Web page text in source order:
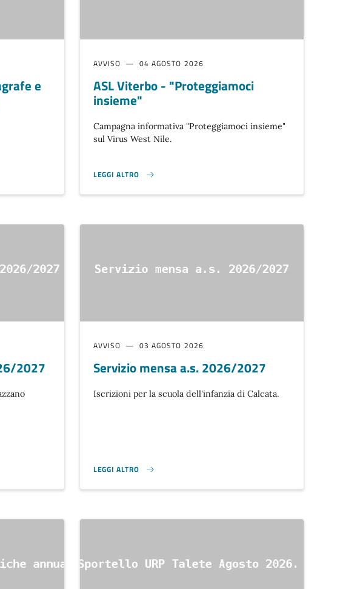
e
TECNICO COMUNALE. }
AVVISO 04 AGOSTO 2026
ASL Viterbo - "Proteggiamoci
insieme"
Campagna informativa "Proteggiamoci insieme"
sul Virus West Nile.
LEGGI ALTRO
ASL VITERBO - "PROTEGGIAMOCI INSIEME" }
2027
AVVISO 03 AGOSTO 2026
Servizio mensa a.s. 2026/2027
Iscrizioni per la scuola dell'infanzia di Calcata.
LEGGI ALTRO
SERVIZIO MENSA A.S. 2026/2027}